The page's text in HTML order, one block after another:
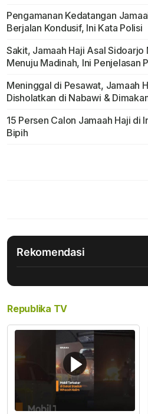
Pengamanan Kedatangan
Berjalan Kondusif, Ini Kata Polisi
Sakit, Jamaah Haji Asal
Menuju Madinah, Ini Penjelasan
Meninggal di Pesawat, Jamaah
Disholatkan di Nabawi &
15 Persen Calon Jamaah Haji di
Bipih
Rekomendasi
Republika TV